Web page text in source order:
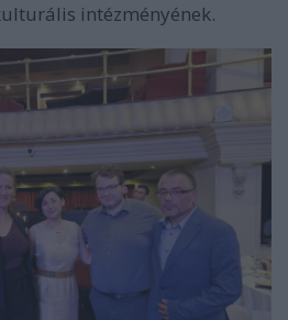
intézményének.